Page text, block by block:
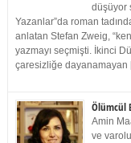
düşüyor
Yazanlar”da roman
anlatan Stefan Zweig,
yazmayı seçmişti. İkinci
çaresizliğe
Ölümcül
Amin
ve